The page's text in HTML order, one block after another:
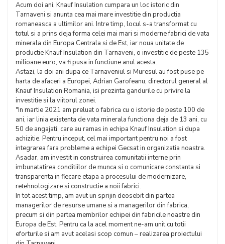
Acum doi ani, Knauf Insulation cumpara un loc istoric din
Tarnaveni si anunta cea mai mare investitie din productia
romaneasca a ultimilor ani. Intre timp, locul s-a transformat cu
totul si a prins deja forma celei mai mari si moderne fabrici de vata
minerala din Europa Centrala si de Est, iar noua unitate de
productie Knauf Insulation din Tarnaveni, o investitie de peste 135
milioane euro, va fi pusa in functiune anul acesta.
Astazi, la doi ani dupa ce Tarnaveniul si Muresul au fost puse pe
harta de afaceri a Europei, Adrian Garofeanu, directorul general al
Knauf Insulation Romania, isi prezinta gandurile cu privire la
investitie si la viitorul zonei.
"In martie 2021 am preluat o fabrica cu o istorie de peste 100 de
ani, iar linia existenta de vata minerala functiona deja de 13 ani, cu
50 de angajati, care au ramas in echipa Knauf Insulation si dupa
achizitie. Pentru inceput, cel mai important pentru noi a fost
integrarea fara probleme a echipei Gecsat in organizatia noastra.
Asadar, am investit in construirea comunitatii interne prin
imbunatatirea conditiilor de munca si o comunicare constanta si
transparenta in fiecare etapa a procesului de modernizare,
retehnologizare si constructie a noii fabrici.
In tot acest timp, am avut un sprijin deosebit din partea
managerilor de resurse umane si a managerilor din fabrica,
precum si din partea membrilor echipei din fabricile noastre din
Europa de Est. Pentru ca la acel moment ne-am unit cu totii
eforturile si am avut acelasi scop comun – realizarea proiectului